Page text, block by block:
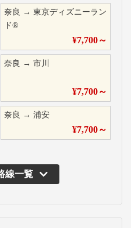
奈良 →東京ディズニーラン
ド®
¥7,700～
奈良 →市川
¥7,700～
奈良 →浦安
¥7,700～
線一覧